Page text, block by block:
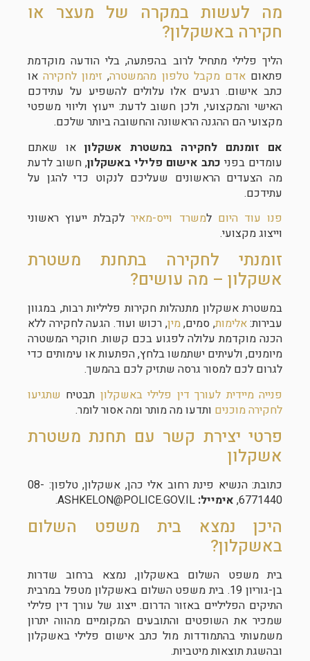
מה לעשות במקרה של מעצר או
חקירה באשקלון?
הליך פלילי מתחיל לרוב בהפתעה, בלי הודעה מוקדמת
פתאוםאדם מקבל טלפון מהמשטרה, זימון לחקירהאו
כתב אישום. רגעים אלו עלולים להשפיע על עתידכם
האישי והמקצועי, ולכן חשוב לדעת: ייעוץ וליווי משפטי
מקצועי הם ההגנה הראשונה והחשובה ביותר שלכם.
אם זומנתם לחקירה במשטרת אשקלון או שאתם
עומדים בפני כתב אישום פלילי באשקלון, חשוב לדעת
מה הצעדים הראשונים שעליכם לנקוט כדי להגן על
עתידכם.
פנו עוד היום למשרד וייס-מאירלקבלת ייעוץ ראשוני
וייצוג מקצועי.
זומנתי לחקירה בתחנת משטרת
אשקלון – מה עושים?
במשטרת אשקלון מתנהלות חקירות פליליות רבות, במגוון
עבירות:אלימות, סמים,מין, רכוש ועוד. הגעה לחקירה ללא
הכנה מוקדמת עלולה לפגוע בכם קשות. חוקרי המשטרה
מיומנים, ולעיתים ישתמשו בלחץ, הפתעות או עימותים כדי
לגרום לכם למסור גרסה שתזיק לכם בהמשך.
פנייה מיידית לעורך דין פלילי באשקלון תבטיח שתגיעו
לחקירה מוכנים ותדעו מה מותר ומה אסור לומר.
פרטי יצירת קשר עם תחנת משטרת
אשקלון
כתובת: הנשיא פינת רחוב אלי כהן, אשקלון, טלפון: 08-
6771440, אימייל: ASHKELON@POLICE.GOV.IL.
היכן נמצא בית משפט השלום
באשקלון?
בית משפט השלום באשקלון, נמצא ברחוב שדרות
בן-גוריון 19. בית משפט השלום באשקלון מטפל במרבית
התיקים הפליליים באזור הדרום. ייצוג של עורך דין פלילי
שמכיר את השופטים והתובעים המקומיים מהווה יתרון
משמעותי בהתמודדות מול כתב אישום פלילי באשקלון
ובהשגת תוצאות מיטביות.